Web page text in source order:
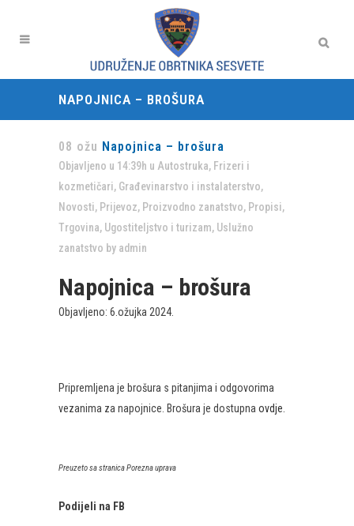
NAPOJNICA – BROŠURA
08 ožu Napojnica – brošura
Objavljeno u 14:39h u Autostruka, Frizeri i
kozmetičari, Građevinarstvo i instalaterstvo,
Novosti, Prijevoz, Proizvodno zanatstvo, Propisi,
Trgovina, Ugostiteljstvo i turizam, Uslužno
zanatstvo by admin
Napojnica – brošura
Objavljeno: 6.ožujka 2024.
​Pripremljena je brošura s pitanjima i odgovorima
vezanima za napojnice.​ Brošura je dostupna ovdje.​​
Preuzeto sa stranica Porezna uprava
Podijeli na FB